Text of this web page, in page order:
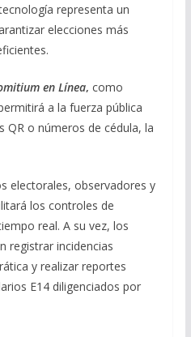
representa un
elecciones más
en Línea, como
a la fuerza pública
QR o números de cédula, la
electorales, observadores y
los controles de
real. A su vez, los
registrar incidencias
y realizar reportes
E14 diligenciados por